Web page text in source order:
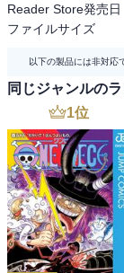
Reader Store発売日
ファイルサイズ
以下の製品には非対応
同じジャンルの
1位